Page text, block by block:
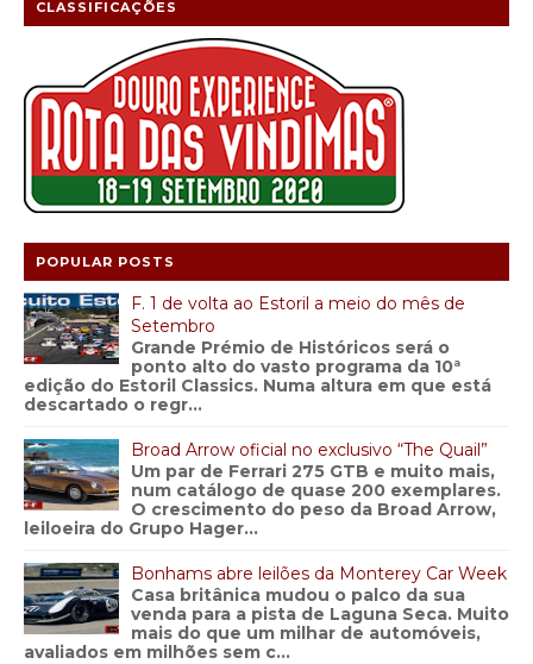
CLASSIFICAÇÕES
POPULAR POSTS
F. 1 de volta ao Estoril a meio do mês de
Setembro
Grande Prémio de Históricos será o
ponto alto do vasto programa da 10ª
edição do Estoril Classics. Numa altura em que está
descartado o regr...
Broad Arrow oficial no exclusivo “The Quail”
Um par de Ferrari 275 GTB e muito mais,
num catálogo de quase 200 exemplares.
O crescimento do peso da Broad Arrow,
leiloeira do Grupo Hager...
Bonhams abre leilões da Monterey Car Week
Casa britânica mudou o palco da sua
venda para a pista de Laguna Seca. Muito
mais do que um milhar de automóveis,
avaliados em milhões sem c...